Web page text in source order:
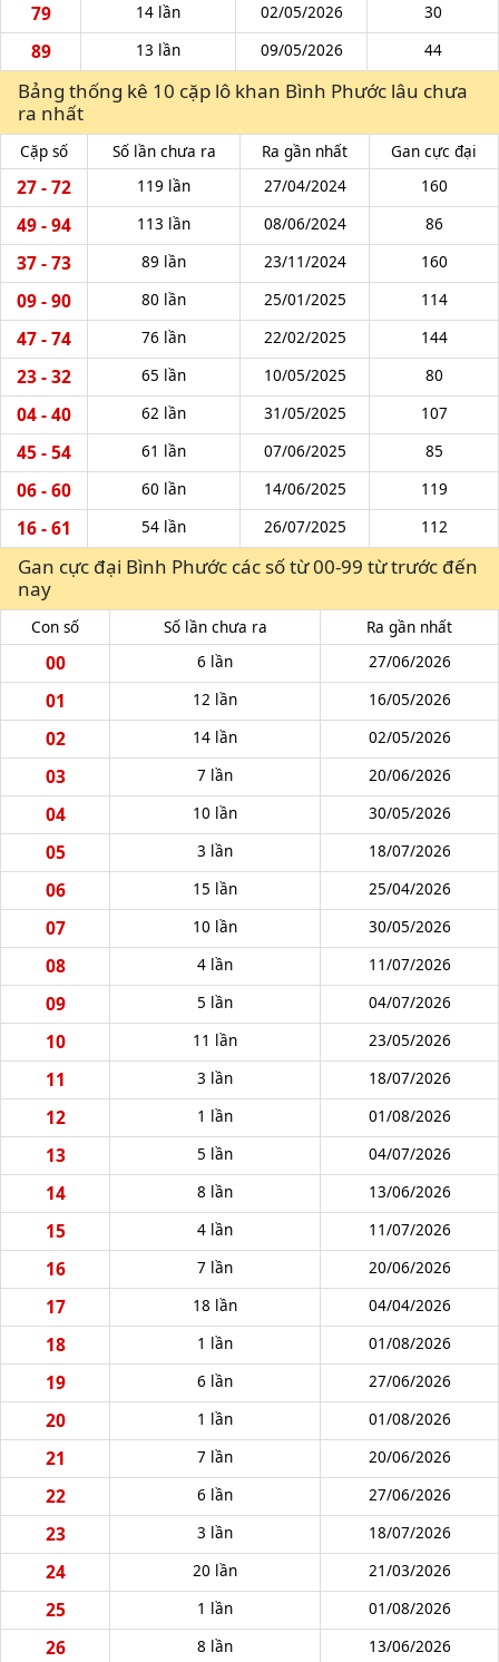
79 14 lần 02/05/2026 30
89 13 lần 09/05/2026 44
Bảng thống kê 10 cặp lô khan Bình Phước lâu chưa
ra nhất
Cặp số Số lần chưa ra Ra gần nhất Gan cực đại
27 - 72 119 lần 27/04/2024 160
49 - 94 113 lần 08/06/2024 86
37 - 73 89 lần 23/11/2024 160
09 - 90 80 lần 25/01/2025 114
47 - 74 76 lần 22/02/2025 144
23 - 32 65 lần 10/05/2025 80
04 - 40 62 lần 31/05/2025 107
45 - 54 61 lần 07/06/2025 85
06 - 60 60 lần 14/06/2025 119
16 - 61 54 lần 26/07/2025 112
Gan cực đại Bình Phước các số từ 00-99 từ trước đến
nay
Con số Số lần chưa ra Ra gần nhất
00 6 lần 27/06/2026
01 12 lần 16/05/2026
02 14 lần 02/05/2026
03 7 lần 20/06/2026
04 10 lần 30/05/2026
05 3 lần 18/07/2026
06 15 lần 25/04/2026
07 10 lần 30/05/2026
08 4 lần 11/07/2026
09 5 lần 04/07/2026
10 11 lần 23/05/2026
11 3 lần 18/07/2026
12 1 lần 01/08/2026
13 5 lần 04/07/2026
14 8 lần 13/06/2026
15 4 lần 11/07/2026
16 7 lần 20/06/2026
17 18 lần 04/04/2026
18 1 lần 01/08/2026
19 6 lần 27/06/2026
20 1 lần 01/08/2026
21 7 lần 20/06/2026
22 6 lần 27/06/2026
23 3 lần 18/07/2026
24 20 lần 21/03/2026
25 1 lần 01/08/2026
26 8 lần 13/06/2026